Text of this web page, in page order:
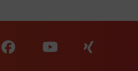
Zu unserer Facebook
Zu